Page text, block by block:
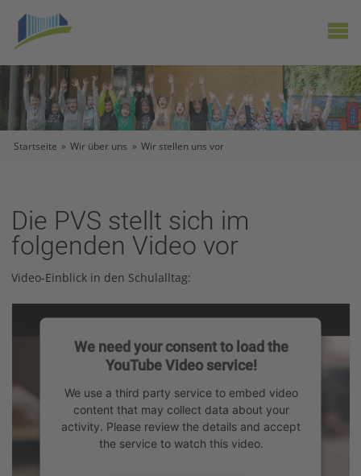
X
Startseite » Wir über uns » Wir stellen uns vor
Die PVS stellt sich im
folgenden Video vor
Video-Einblick in den Schulalltag:
We need your consent to load the
YouTube Video service!
We use a third party service to embed video
content that may collect data about your
activity. Please review the details and accept
the service to watch this video.